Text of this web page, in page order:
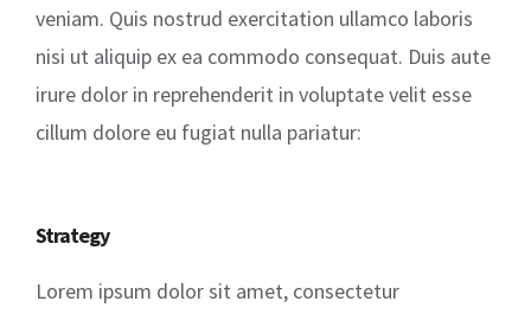
veniam. Quis nostrud exercitation ullamco laboris
nisi ut aliquip ex ea commodo consequat. Duis aute
irure dolor in reprehenderit in voluptate velit esse
cillum dolore eu fugiat nulla pariatur:
Strategy
Lorem ipsum dolor sit amet, consectetur